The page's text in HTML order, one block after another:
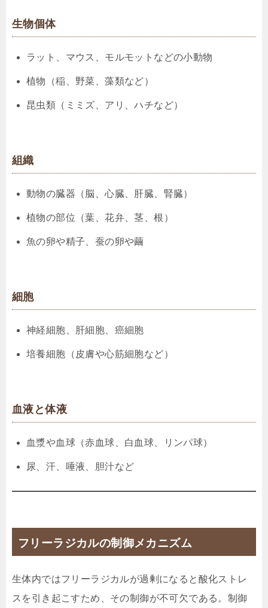
生物個体
ラット、マウス、モルモットなどの小動物
植物（稲、野菜、藻類など）
昆虫類（ミミズ、アリ、ハチなど）
組織
動物の臓器（脳、心臓、肝臓、腎臓）
植物の部位（葉、花弁、茎、根）
魚の卵や精子、蚕の卵や繭
細胞
神経細胞、肝細胞、癌細胞
培養細胞（皮膚や心筋細胞など）
血液と体液
血漿や血球（赤血球、白血球、リンパ球）
尿、汗、唾液、胆汁など
フリーラジカルの制御メカニズム
生体内ではフリーラジカルが過剰になると酸化ストレ
スを引き起こすため、その制御が不可欠である。制御